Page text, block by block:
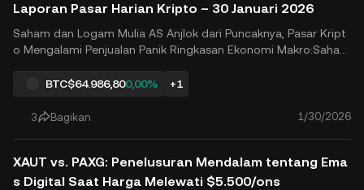
Laporan Pasar Harian Kripto – 30 Januari 2026
Saham dan Logam Mulia AS Anjlok dari Puncaknya, Pasar Kript
o Mengalami Penjualan Panik Ringkasan Ekonomi Makro:Saham
0 dan Nasdaq mengalami koreksi tajam. Ketidakpastian makro
BTC$64.986,800,00% +1
3 Bagikan 1/30/2026
XAUT vs. PAXG: Penelusuran Mendalam tentang Ema
s Digital Saat Harga Melewati $5.500/ons